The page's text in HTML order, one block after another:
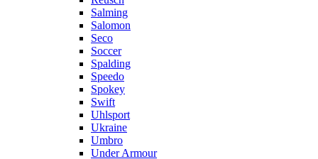
Salming
Salomon
Seco
Soccer
Spalding
Speedo
Spokey
Swift
Uhlsport
Ukraine
Umbro
Under Armour